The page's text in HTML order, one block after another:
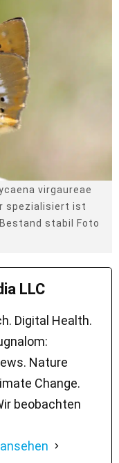
virgaureae
spezialisiert ist
stabil Foto
LLC
Digital Health.
Nature
Change.
beobachten